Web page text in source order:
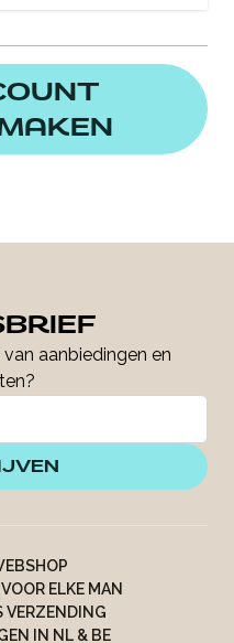
aanbiedingen en
ELKE MAN
VERZENDING
IN NL & BE